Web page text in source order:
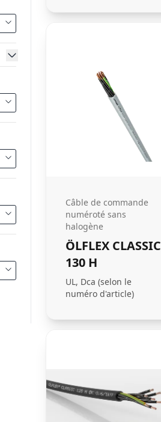
Câble de commande
numéroté sans
halogène
ÖLFLEX CLASSIC
130 H
UL, Dca (selon le
numéro d'article)